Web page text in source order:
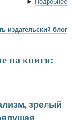
► Подробнее
издательский блог
на книги:
зрелый